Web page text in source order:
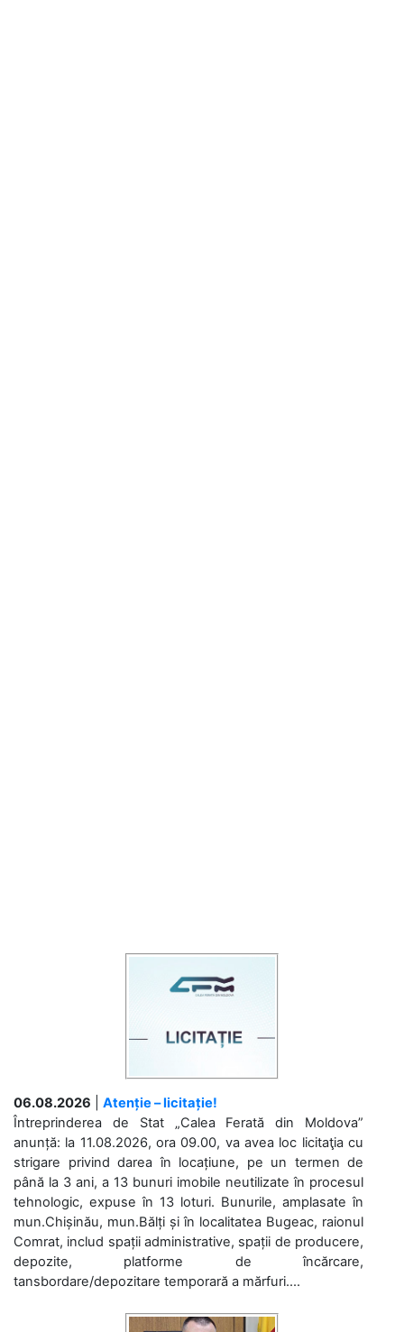
06.08.2026
Atenție – licitație!
Întreprinderea de Stat „Calea Ferată din Moldova”
anunță: la 11.08.2026, ora 09.00, va avea loc licitaţia cu
strigare privind darea în locațiune, pe un termen de
până la 3 ani, a 13 bunuri imobile neutilizate în procesul
tehnologic, expuse în 13 loturi. Bunurile, amplasate în
mun.Chișinău, mun.Bălți și în localitatea Bugeac, raionul
Comrat, includ spații administrative, spații de producere,
depozite, platforme de încărcare,
tansbordare/depozitare temporară a mărfuri....